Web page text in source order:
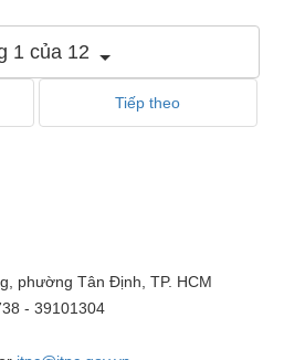
1 của 12
Tiếp theo
phường Tân Định, TP. HCM
- 39101304